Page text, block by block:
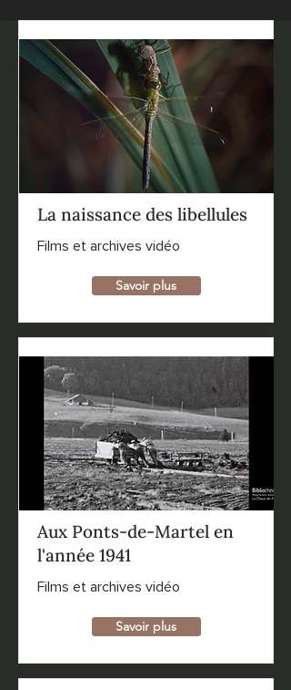
La naissance des libellules
Films et archives vidéo
Savoir plus
Aux Ponts-de-Martel en
l'année 1941
Films et archives vidéo
Savoir plus